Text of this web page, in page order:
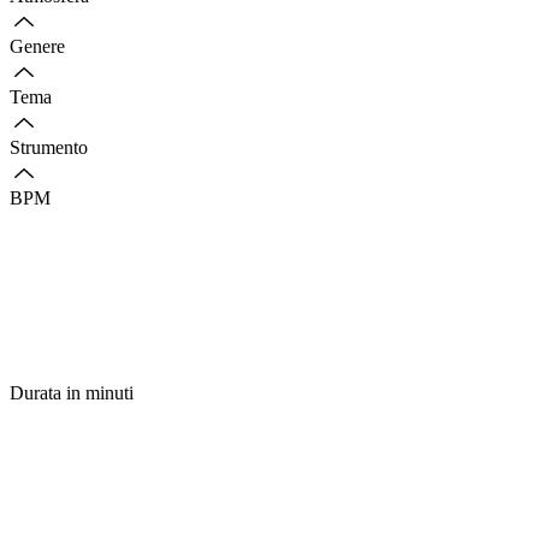
Genere
Tema
Strumento
BPM
Durata in minuti